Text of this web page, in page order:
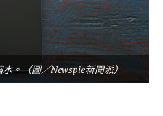
。（圖／Newspie新聞派）